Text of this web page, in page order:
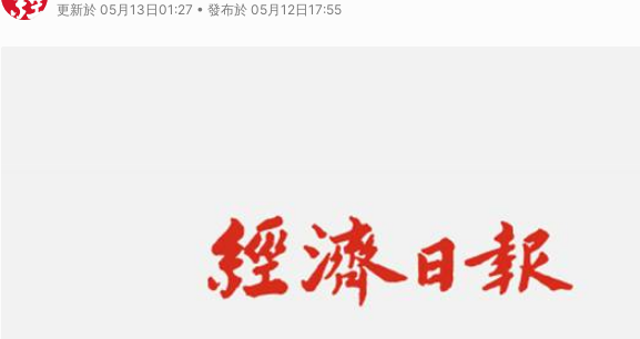
更新於 05月13日01:27 • 發布於 05月12日17:55